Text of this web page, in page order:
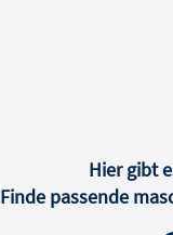
Hier gibt
Finde passende